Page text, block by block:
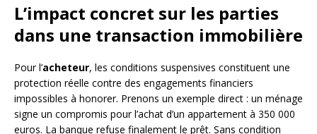
L’impact concret sur les parties
dans une transaction immobilière
Pour l’acheteur, les conditions suspensives constituent une
protection réelle contre des engagements financiers
impossibles à honorer. Prenons un exemple direct : un ménage
signe un compromis pour l’achat d’un appartement à 350 000
euros. La banque refuse finalement le prêt. Sans condition